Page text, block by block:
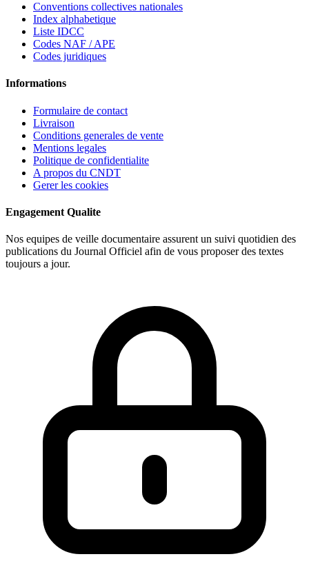
Conventions collectives nationales
Index alphabetique
Liste IDCC
Codes NAF / APE
Codes juridiques
Informations
Formulaire de contact
Livraison
Conditions generales de vente
Mentions legales
Politique de confidentialite
A propos du CNDT
Gerer les cookies
Engagement Qualite
Nos equipes de veille documentaire assurent un suivi quotidien des
publications du Journal Officiel afin de vous proposer des textes
toujours a jour.